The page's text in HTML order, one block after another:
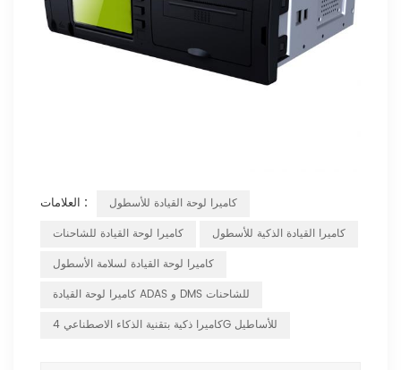
العلامات :
كاميرا لوحة القيادة للأسطول
كاميرا لوحة القيادة للشاحنات
كاميرا القيادة الذكية للأسطول
كاميرا لوحة القيادة لسلامة الأسطول
كاميرا لوحة القيادة ADAS و DMS للشاحنات
كاميرا ذكية بتقنية الذكاء الاصطناعي 4G للأساطيل